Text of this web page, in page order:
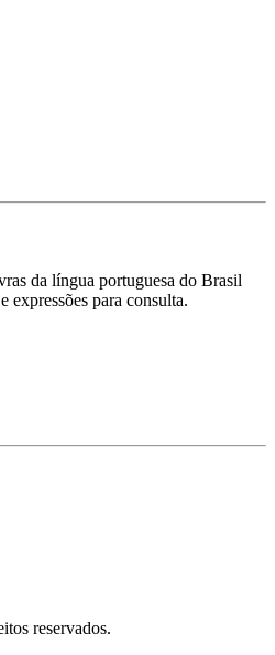
da língua portuguesa do Brasil
expressões para consulta.
reservados.